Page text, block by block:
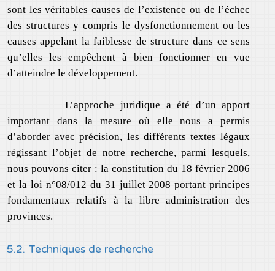
sont les véritables causes de l’existence ou de l’échec
des structures y compris le dysfonctionnement ou les
causes appelant la faiblesse de structure dans ce sens
qu’elles les empêchent à bien fonctionner en vue
d’atteindre le développement.
L’approche juridique a été d’un apport
important dans la mesure où elle nous a permis
d’aborder avec précision, les différents textes légaux
régissant l’objet de notre recherche, parmi lesquels,
nous pouvons citer : la constitution du 18 février 2006
et la loi n°08/012 du 31 juillet 2008 portant principes
fondamentaux relatifs à la libre administration des
provinces.
5.2. Techniques de recherche